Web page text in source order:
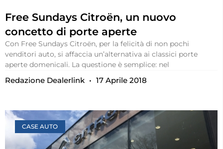
Free Sundays Citroën, un nuovo
concetto di porte aperte
Con Free Sundays Citroën, per la felicità di non pochi
venditori auto, si affaccia un’alternativa ai classici porte
aperte domenicali. La questione è semplice: nel
Redazione Dealerlink 17 Aprile 2018
CASE AUTO